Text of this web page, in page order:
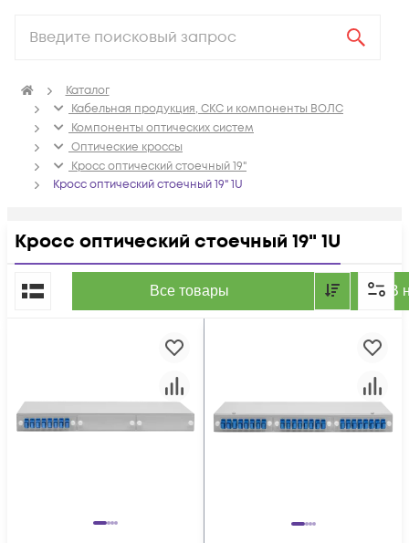
Каталог
Кабельная продукция, СКС и компоненты ВОЛС
Компоненты оптических систем
Оптические кроссы
Кросс оптический стоечный 19"
Кросс оптический стоечный 19" 1U
Кросс оптический стоечный 19" 1U
Все товары В
По популярности